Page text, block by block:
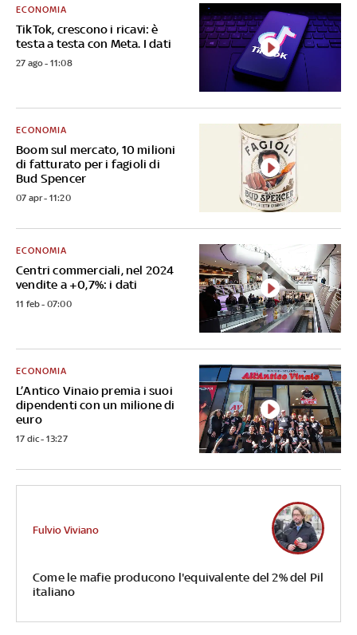
TikTok, crescono i ricavi: è
testa a testa con Meta. I dati
ECONOMIA
27 ago - 11:08
Boom sul mercato, 10 milioni
di fatturato per i fagioli di
Bud Spencer
ECONOMIA
07 apr - 11:20
Centri commerciali, nel 2024
vendite a +0,7%: i dati
ECONOMIA
11 feb - 07:00
L’Antico Vinaio premia i suoi
dipendenti con un milione di
euro
ECONOMIA
17 dic - 13:27
Come le mafie producono l'equivalente del 2% del Pil
italiano
Fulvio Viviano